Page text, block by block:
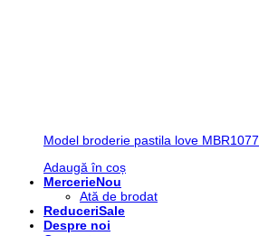
Model broderie pastila love MBR1077
Adaugă în coș
Mercerie
Ată de brodat
Reduceri
Despre noi